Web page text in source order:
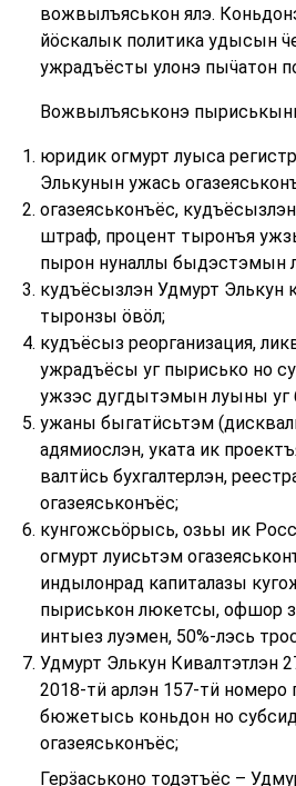
вожвылъяськон ялэ.
йӧскалык политика удысын
ужрадъёсты улонэ пыӵатон
Вожвылъяськонэ
юридик огмурт луыса
Элькунын ужась
огазеяськонъёс,
штраф, процент тыронъя
пырон нуналлы быдэстэмын
кудъёсызлэн Удмурт Элькун
тыронзы ӧвӧл;
кудъёсыз реорганизация,
ужрадъёсы уг пырисько но
ужзэс дугдытэмын луыны уг
ужаны быгатӥсьтэм
адямиослэн, уката ик
валтӥсь бухгалтерлэн,
огазеяськонъёс;
кунгожсьӧрысь, озьы ик
огмурт луисьтэм
индылонрад капиталазы
пыриськон люкетсы, офшор
интыез луэмен, 50%-лэсь
Удмурт Элькун Кивалтэтлэн
2018-тӥ арлэн 157-тӥ номеро
бюжетысь коньдон но
огазеяськонъёс;
Герӟаськоно тодэтъёс –